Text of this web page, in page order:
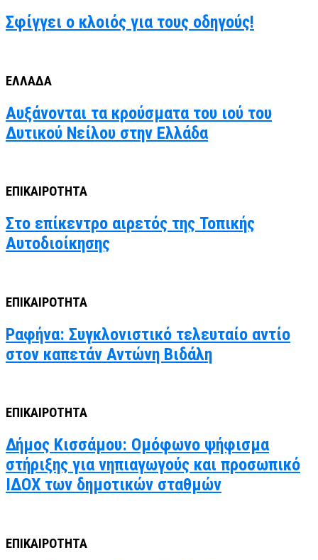
Σφίγγει ο κλοιός για τους οδηγούς!
ΕΛΛΑΔΑ
Αυξάνονται τα κρούσματα του ιού του
Δυτικού Νείλου στην Ελλάδα
ΕΠΙΚΑΙΡΟΤΗΤΑ
Στο επίκεντρο αιρετός της Τοπικής
Αυτοδιοίκησης
ΕΠΙΚΑΙΡΟΤΗΤΑ
Ραφήνα: Συγκλονιστικό τελευταίο αντίο
στον καπετάν Αντώνη Βιδάλη
ΕΠΙΚΑΙΡΟΤΗΤΑ
Δήμος Κισσάμου: Ομόφωνο ψήφισμα
στήριξης για νηπιαγωγούς και προσωπικό
ΙΔΟΧ των δημοτικών σταθμών
ΕΠΙΚΑΙΡΟΤΗΤΑ